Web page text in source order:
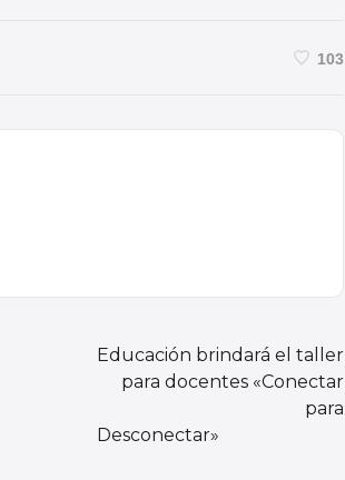
103
Educación brindará el taller
para docentes «Conectar
para
Desconectar»